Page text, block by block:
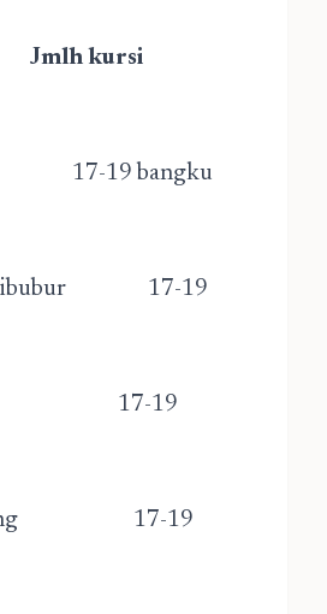
19 bangku
/ Cibubur 17-19
Bekasi 17-19
17-19